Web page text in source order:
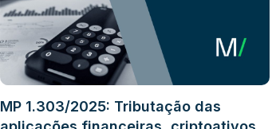
MP 1.303/2025: Tributação das